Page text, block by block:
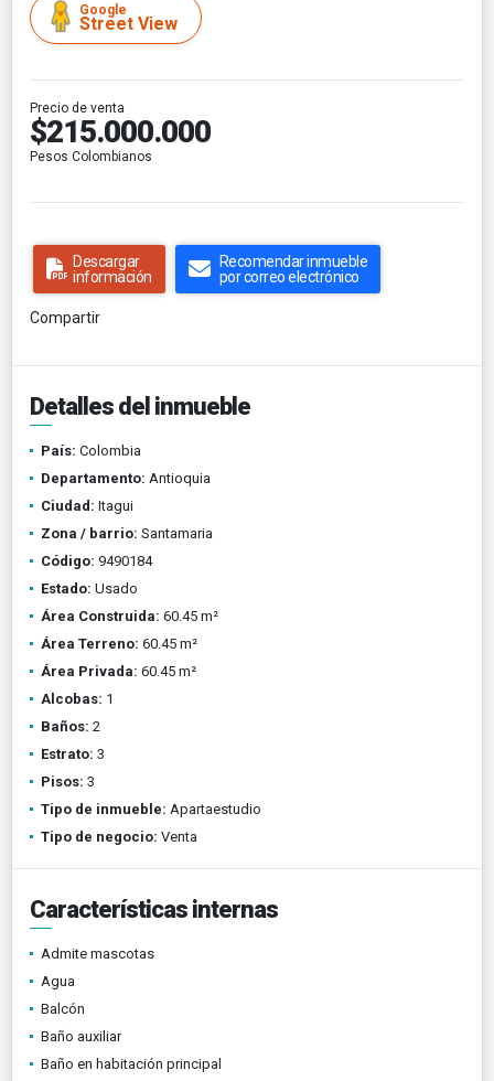
Google
Street View
Precio de venta
$215.000.000
Pesos Colombianos
Descargar
información
Recomendar inmueble
por correo electrónico
Compartir
Detalles del inmueble
País: Colombia
Departamento: Antioquia
Ciudad: Itagui
Zona / barrio: Santamaria
Código: 9490184
Estado: Usado
Área Construida: 60.45 m²
Área Terreno: 60.45 m²
Área Privada: 60.45 m²
Alcobas: 1
Baños: 2
Estrato: 3
Pisos: 3
Tipo de inmueble: Apartaestudio
Tipo de negocio: Venta
Características internas
Admite mascotas
Agua
Balcón
Baño auxiliar
Baño en habitación principal